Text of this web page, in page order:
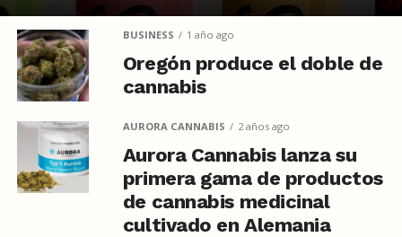
BUSINESS 1 año ago
Oregón produce el doble de
cannabis
AURORA CANNABIS 2 años ago
Aurora Cannabis lanza su
primera gama de productos
de cannabis medicinal
cultivado en Alemania